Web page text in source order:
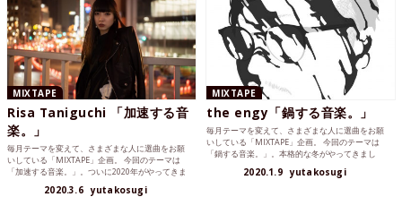
MIXTAPE
Risa Taniguchi 「加速する音
楽。」
毎月テーマを変えて、さまざまな人に選曲をお願
いしている「MIXTAPE」企画。 今回のテーマは
「加速する音楽。」。ついに2020年がやってきま
2020.3.6 yutakosugi
MIXTAPE
the engy「鍋する音楽。」
毎月テーマを変えて、さまざまな人に選曲をお願
いしている「MIXTAPE」企画。 今回のテーマは
「鍋する音楽。」。本格的な冬がやってきまし
2020.1.9 yutakosugi